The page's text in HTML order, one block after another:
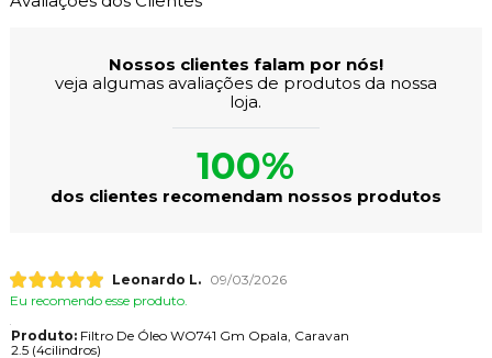
Nossos clientes falam por nós!
veja algumas avaliações de produtos da nossa
loja.
100%
dos clientes recomendam nossos produtos
Leonardo L.
09/03/2026
Eu recomendo esse produto.
Produto:Filtro De Óleo WO741 Gm Opala, Caravan
2.5 (4cilindros)